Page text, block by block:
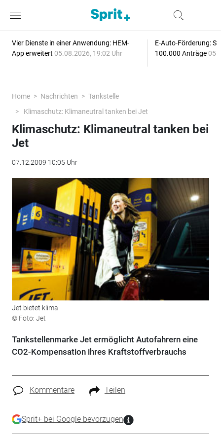
Vier Dienste in einer Anwendung: HEM-
App erweitert 05.08.2026, 19:02 Uhr
E-Auto-Förderung:
100.000 Anträge
Home Nachrichten
Tankstelle
Klimaschutz: Klimaneutral tanken bei Jet
Klimaschutz: Klimaneutral tanken bei
Jet
07.12.2009 10:05 Uhr
Jet bietet klima
© Foto: Jet
Tankstellenmarke Jet ermöglicht Autofahrern eine
CO2-Kompensation ihres Kraftstoffverbrauchs
Kommentare Teilen
Sprit+ bei Google bevorzugen